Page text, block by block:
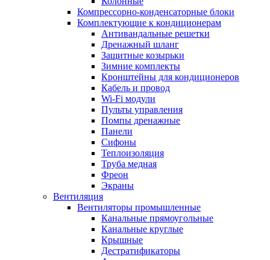
Компрессорно-конденсаторные блоки
Комплектующие к кондиционерам
Антивандальные решетки
Дренажный шланг
Защитные козырьки
Зимние комплекты
Кронштейны для кондиционеров
Кабель и провод
Wi-Fi модули
Пульты управления
Помпы дренажные
Панели
Сифоны
Теплоизоляция
Труба медная
Фреон
Экраны
Вентиляция
Вентиляторы промышленные
Канальные прямоугольные
Канальные круглые
Крышные
Дестратификаторы